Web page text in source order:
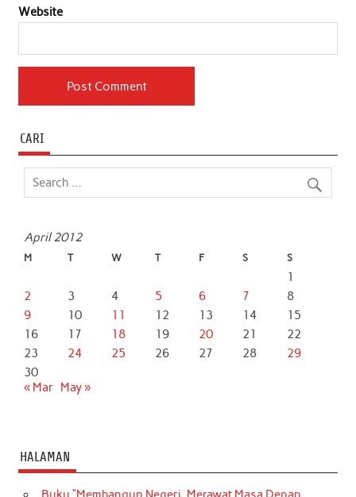
Website
CARI
April 2012
M T W T F S S
1
2
3 4 5 6 7
8
9
10 11 12 13 14
15
16
17 18 19 20 21
22
23
24 25 26 27 28
29
30
« Mar May »
HALAMAN